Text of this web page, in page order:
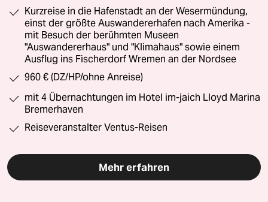
Kurzreise in die Hafenstadt an der Wesermündung,
einst der größte Auswandererhafen nach Amerika -
mit Besuch der berühmten Museen
"Auswandererhaus" und "Klimahaus" sowie einem
Ausflug ins Fischerdorf Wremen an der Nordsee
960 € (DZ/HP/ohne Anreise)
mit 4 Übernachtungen im Hotel im-jaich Lloyd Marina
Bremerhaven
Reiseveranstalter Ventus-Reisen
Mehr erfahren